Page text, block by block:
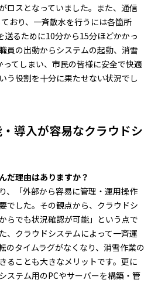
ロスとなっていました。また、通信
おり、一斉散水を行うには各箇所
送るために10分から15分ほどかかっ
員の出動からシステムの起動、消雪
てしまい、市民の皆様に安全で快適
う役割を十分に果たせない状況でし
導入が容易なクラウドシ
だ理由はありますか？
、「外部から容易に管理・運用操作
でした。その観点から、クラウドシ
らでも状況確認が可能」という点で
、クラウドシステムによって一斉運
のタイムラグがなくなり、消雪作業の
ることも大きなメリットです。更に
ステム用のPCやサーバーを構築・管